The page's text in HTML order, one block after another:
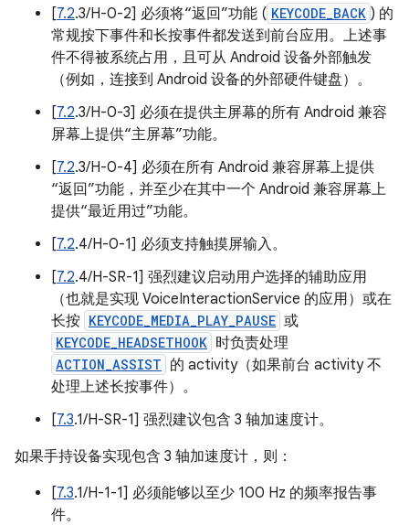
[7.2.3/H-0-2] 必须将“返回”功能 ( KEYCODE_BACK ) 的
常规按下事件和长按事件都发送到前台应用。上述事
件不得被系统占用，且可从 Android 设备外部触发
（例如，连接到 Android 设备的外部硬件键盘）。
[7.2.3/H-0-3] 必须在提供主屏幕的所有 Android 兼容
屏幕上提供“主屏幕”功能。
[7.2.3/H-0-4] 必须在所有 Android 兼容屏幕上提供
“返回”功能，并至少在其中一个 Android 兼容屏幕上
提供“最近用过”功能。
[7.2.4/H-0-1] 必须支持触摸屏输入。
[7.2.4/H-SR-1] 强烈建议启动用户选择的辅助应用
（也就是实现 VoiceInteractionService 的应用）或在
长按 KEYCODE_MEDIA_PLAY_PAUSE 或
KEYCODE_HEADSETHOOK 时负责处理
ACTION_ASSIST 的 activity（如果前台 activity 不
处理上述长按事件）。
[7.3.1/H-SR-1] 强烈建议包含 3 轴加速度计。
如果手持设备实现包含 3 轴加速度计，则：
[7.3.1/H-1-1] 必须能够以至少 100 Hz 的频率报告事
件。